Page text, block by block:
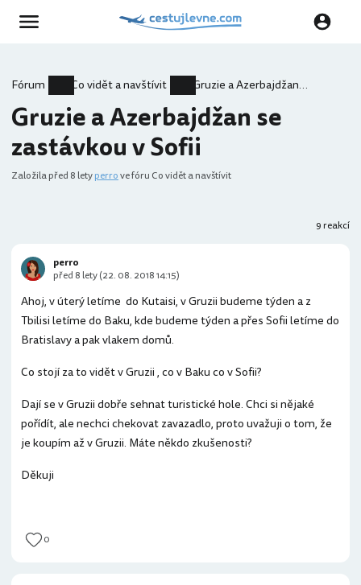
Fórum Co vidět a navštívit Gruzie a Azerbajdžan se zastávkou v Sofii
Gruzie a Azerbajdžan se
zastávkou v Sofii
Založilapřed 8 letyperrove fóru Co vidět a navštívit
9 reakcí
Ahoj, v úterý letíme do Kutaisi, v Gruzii budeme týden a z
Tbilisi letíme do Baku, kde budeme týden a přes Sofii letíme do
Bratislavy a pak vlakem domů.
Co stojí za to vidět v Gruzii , co v Baku co v Sofii?
Dají se v Gruzii dobře sehnat turistické hole. Chci si nějaké
pořídít, ale nechci chekovat zavazadlo, proto uvažuji o tom, že
je koupím až v Gruzii. Máte někdo zkušenosti?
Děkuji
0
perro
před 8 lety (22. 08. 2018 14:15)